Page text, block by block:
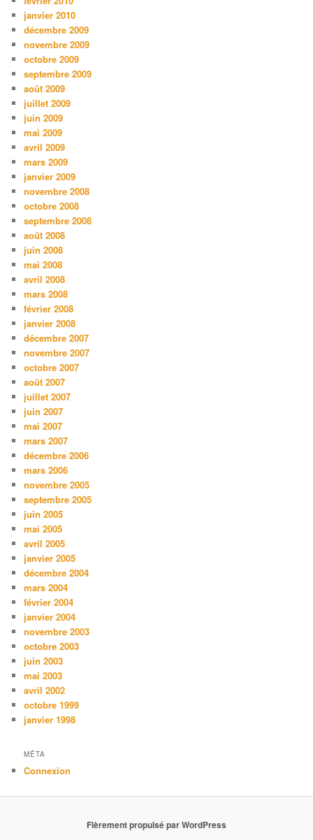
janvier 2010
décembre 2009
novembre 2009
octobre 2009
septembre 2009
août 2009
juillet 2009
juin 2009
mai 2009
avril 2009
mars 2009
janvier 2009
novembre 2008
octobre 2008
septembre 2008
août 2008
juin 2008
mai 2008
avril 2008
mars 2008
février 2008
janvier 2008
décembre 2007
novembre 2007
octobre 2007
août 2007
juillet 2007
juin 2007
mai 2007
mars 2007
décembre 2006
mars 2006
novembre 2005
septembre 2005
juin 2005
mai 2005
avril 2005
janvier 2005
décembre 2004
mars 2004
février 2004
janvier 2004
novembre 2003
octobre 2003
juin 2003
mai 2003
avril 2002
octobre 1999
janvier 1998
MÉTA
Connexion
Fièrement propulsé par WordPress